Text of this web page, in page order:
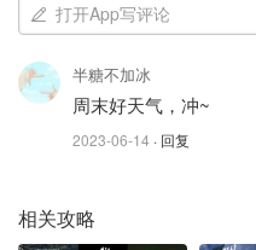
交通tips
打开App写评论
半糖不加冰
周末好天气，冲~
2023-06-14 · 回复
相关攻略